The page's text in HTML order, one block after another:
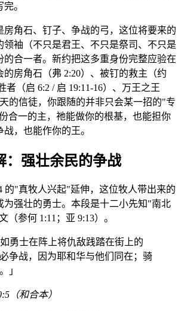
。
房角石、钉子、争战的弓，这位将要来的
领袖（不只是君王、不只是祭司、不只是
的合一者。新约把这多重身份完整应验在
房角石（弗 2:20）、被钉的救主（约
者（启 6:2 / 启 19:11-16）、万王之王
天的信徒，你跟随的并非只会某一招的"专
合一的主，祂能做你的根基，也能担你
，也能作你的王。
：强壮余民的争战
的"真牧人兴起"延伸，这位牧人带出来的
为强壮的勇士。本段是十二小先知"南北
（参何 1:11；亚 9:13）。
勇士在阵上将仇敌践踏在街上的
争战，因为耶和华与他们同在；骑
」
（和合本）